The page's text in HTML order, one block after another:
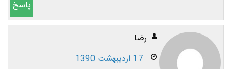
پاسخ
رضا
17 اردیبهشت 1390